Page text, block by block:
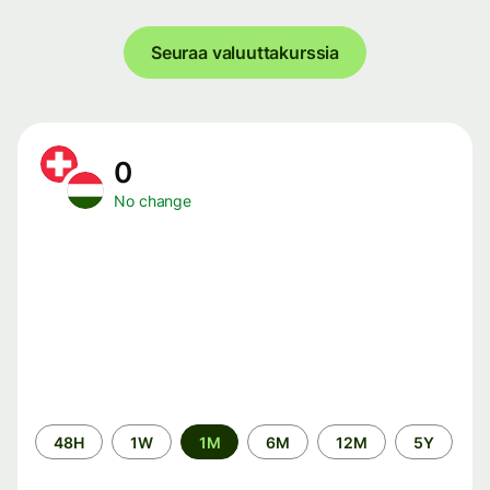
Seuraa valuuttakurssia
0
No change
Time
period
48H 1W 1M 6M 12M 5Y